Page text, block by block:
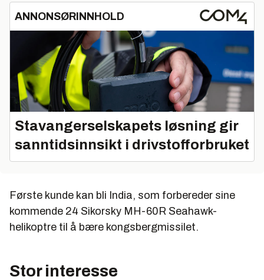
ANNONSØRINNHOLD
Stavangerselskapets løsning gir
sanntidsinnsikt i drivstofforbruket
Første kunde kan bli India, som forbereder sine
kommende 24 Sikorsky MH-60R Seahawk-
helikoptre til å bære kongsbergmissilet.
Stor interesse